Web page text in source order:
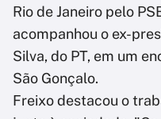
Rio de Janeiro pelo
acompanhou o ex-
Silva, do PT, em um
São Gonçalo.
Freixo destacou o